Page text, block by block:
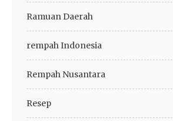
Ramuan Daerah
rempah Indonesia
Rempah Nusantara
Resep